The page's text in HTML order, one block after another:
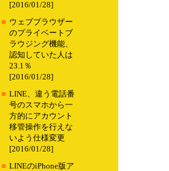
[2016/01/28]
■ ウェブブラウザー
のプライベートブ
ラウジング機能、
認知していた人は
23.1％
[2016/01/28]
■ LINE、違う電話番
号のスマホから一
方的にアカウント
移管操作を行えな
いよう仕様変更
[2016/01/28]
■ LINEのiPhone版ア